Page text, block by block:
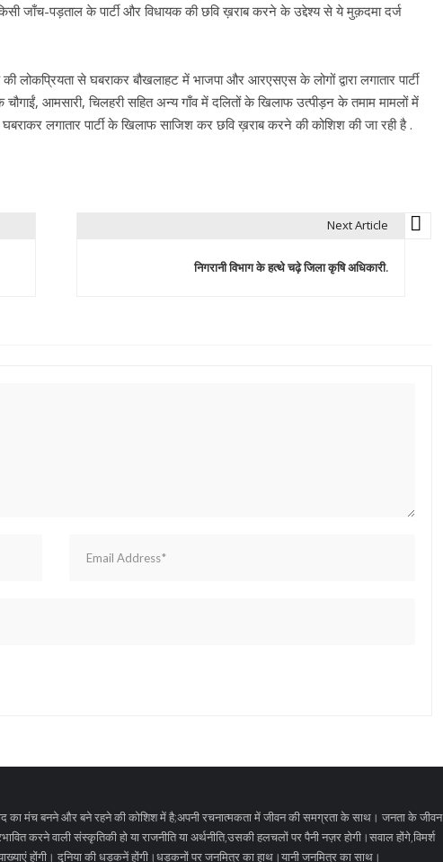
जाँच-पड़ताल के पार्टी और विधायक की छवि ख़राब करने के उद्देश्य से ये मुक़दमा दर्ज
से घबराकर बौखलाहट में भाजपा और आरएसएस के लोगों द्वारा लगातार पार्टी
आमसारी, चिलहरी सहित अन्य गाँव में दलितों के खिलाफ उत्पीड़न के तमाम मामलों में
लगातार पार्टी के खिलाफ साजिश कर छवि ख़राब करने की कोशिश की जा रही है .
Next Article
निगरानी विभाग के हत्थे चढ़े जिला कृषि अधिकारी.
का मंच बनने और बने रहने की कोशिश में है;अपनी रचनात्मकता में जीवन की समग्रता के साथ। जनता के
करने वाली संस्कृतिकी हो या राजनीति या अर्थनीति,उसकी हलचलों पर पैनी नज़र होगी।सवाल होंगे,विमर्श
होंगी। दुनिया की धड़कनें होंगी।धड़कनों पर जनमित्र का हाथ।यानी जनमित्र का साथ।